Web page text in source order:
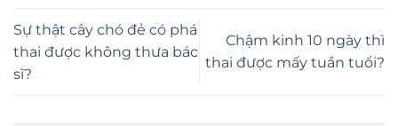
Sự thật cây chó đẻ có phá
thai được không thưa bác
sĩ?
Chậm kinh 10 ngày thì
thai được mấy tuần tuổi?